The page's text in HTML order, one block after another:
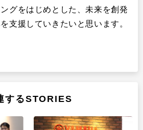
グをはじめとした、未来を創発
支援していきたいと思います。
するSTORIES